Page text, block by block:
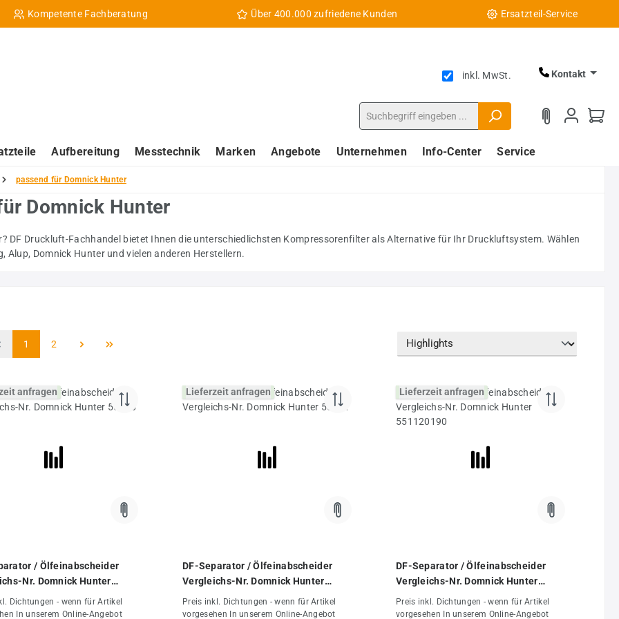
Kompetente Fachberatung Über 400.000 zufriedene Kunden Ersatzteil-Service
inkl. MwSt. Kontakt
Aufbereitung Messtechnik Marken Angebote Unternehmen Info-Center Service
passend für Domnick Hunter
Domnick Hunter
DF Druckluft-Fachhandel bietet Ihnen die unterschiedlichsten Kompressorenfilter als Alternative für Ihr Druckluftsystem. Wählen
Alup, Domnick Hunter und vielen anderen Herstellern.
Seite
1 Seite
2
anfragen
/ Ölfeinabscheider
Nr. Domnick Hunter
Dichtungen - wenn für Artikel
In unserem Online-Angebot
Lieferzeit anfragen
DF-Separator / Ölfeinabscheider
Vergleichs-Nr. Domnick Hunter
55011
Preis inkl. Dichtungen - wenn für Artikel
vorgesehen In unserem Online-Angebot
Lieferzeit anfragen
DF-Separator / Ölfeinabscheider
Vergleichs-Nr. Domnick Hunter
551120190
Preis inkl. Dichtungen - wenn für Artikel
vorgesehen In unserem Online-Angebot